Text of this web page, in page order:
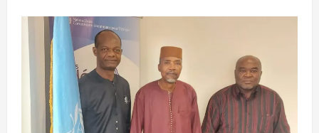
c
t
v
e
à
l
d
e
u
o
r
p
l
u
s
u
r